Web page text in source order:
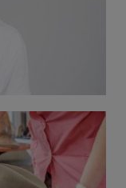
mit über 200 Jahren
Design und der
und dein